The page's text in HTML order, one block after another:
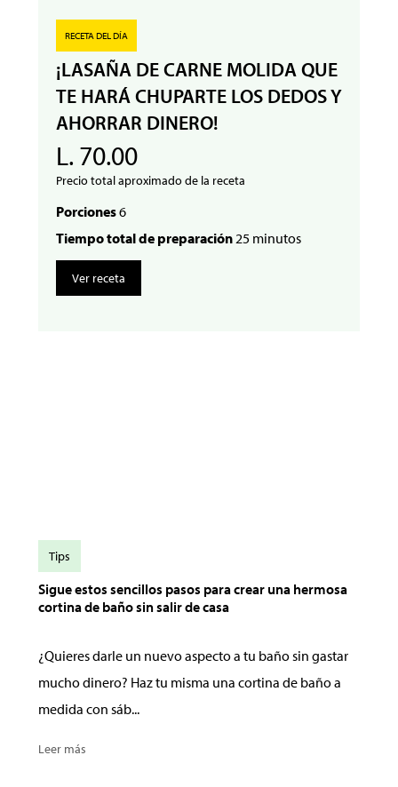
RECETA DEL DÍA
¡LASAÑA DE CARNE MOLIDA QUE
TE HARÁ CHUPARTE LOS DEDOS Y
AHORRAR DINERO!
L. 70.00
Precio total aproximado de la receta
Porciones6
Tiempo total de preparación25 minutos
Ver receta
Sigue estos sencillos pasos para crear una hermosa
cortina de baño sin salir de casa
¿Quieres darle un nuevo aspecto a tu baño sin gastar
mucho dinero? Haz tu misma una cortina de baño a
medida con sáb...
Leer más
Tips